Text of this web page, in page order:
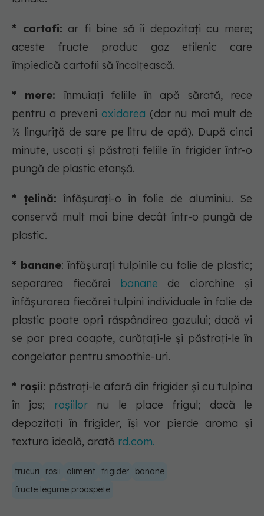
* cartofi: ar fi bine să îi depozitați cu mere;
aceste fructe produc gaz etilenic care
împiedică cartofii să încolțească.
* mere: înmuiați feliile în apă sărată, rece
pentru a preveni oxidarea (dar nu mai mult de
½ linguriță de sare pe litru de apă). După cinci
minute, uscați și păstrați feliile în frigider într-o
pungă de plastic etanșă.
* țelină: înfășurați-o în folie de aluminiu. Se
conservă mult mai bine decât într-o pungă de
plastic.
* banane: înfășurați tulpinile cu folie de plastic;
separarea fiecărei banane de ciorchine și
înfășurarea fiecărei tulpini individuale în folie de
plastic poate opri răspândirea gazului; dacă vi
se par prea coapte, curățați-le și păstrați-le în
congelator pentru smoothie-uri.
* roșii: păstrați-le afară din frigider și cu tulpina
în jos; roșiilornu le place frigul; dacă le
depozitați în frigider, își vor pierde aroma și
textura ideală, arată rd.com.
trucuri rosii aliment frigider
banane
fructe legume proaspete